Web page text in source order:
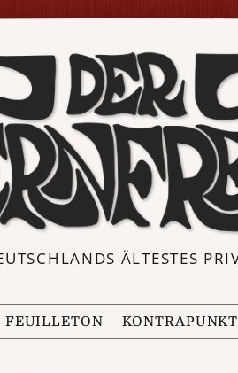
ÄLTESTES
FEUILLETON KONTRAPUNKT